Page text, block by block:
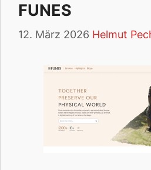
FUNES
12. März 2026 Helmut